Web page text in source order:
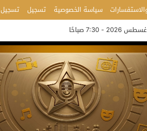
سياسة الخصوصية تسجيل